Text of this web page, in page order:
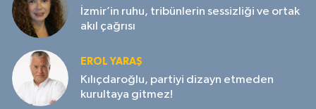
İzmir’in ruhu, tribünlerin sessizliği ve ortak
akıl çağrısı
EROL YARAŞ
Kılıçdaroğlu, partiyi dizayn etmeden
kurultaya gitmez!